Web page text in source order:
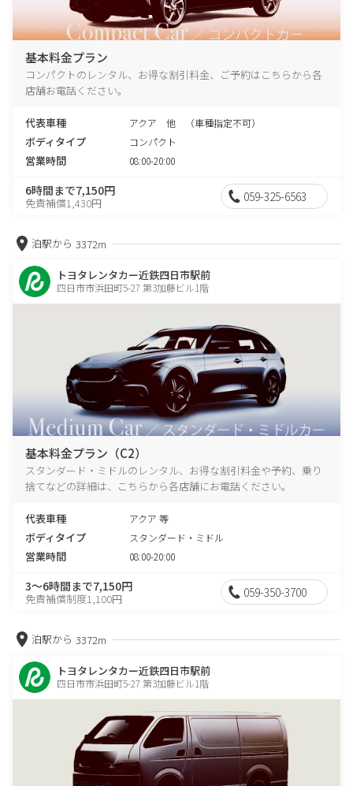
基本料金プラン
コンパクトのレンタル、お得な割引料金、ご予約はこちらから各
店舗お電話ください。
代表車種 アクア 他 （車種指定不可）
ボディタイプ コンパクト
営業時間 08:00-20:00
6時間まで7,150円
免責補償1,430円 059-325-6563
泊駅から 3372m
トヨタレンタカー近鉄四日市駅前
四日市市浜田町5-27 第3加藤ビル1階
基本料金プラン（C2）
スタンダード・ミドルのレンタル、お得な割引料金や予約、乗り
捨てなどの詳細は、こちらから各店舗にお電話ください。
代表車種 アクア 等
ボディタイプ スタンダード・ミドル
営業時間 08:00-20:00
3～6時間まで7,150円
免責補償制度1,100円 059-350-3700
泊駅から 3372m
トヨタレンタカー近鉄四日市駅前
四日市市浜田町5-27 第3加藤ビル1階